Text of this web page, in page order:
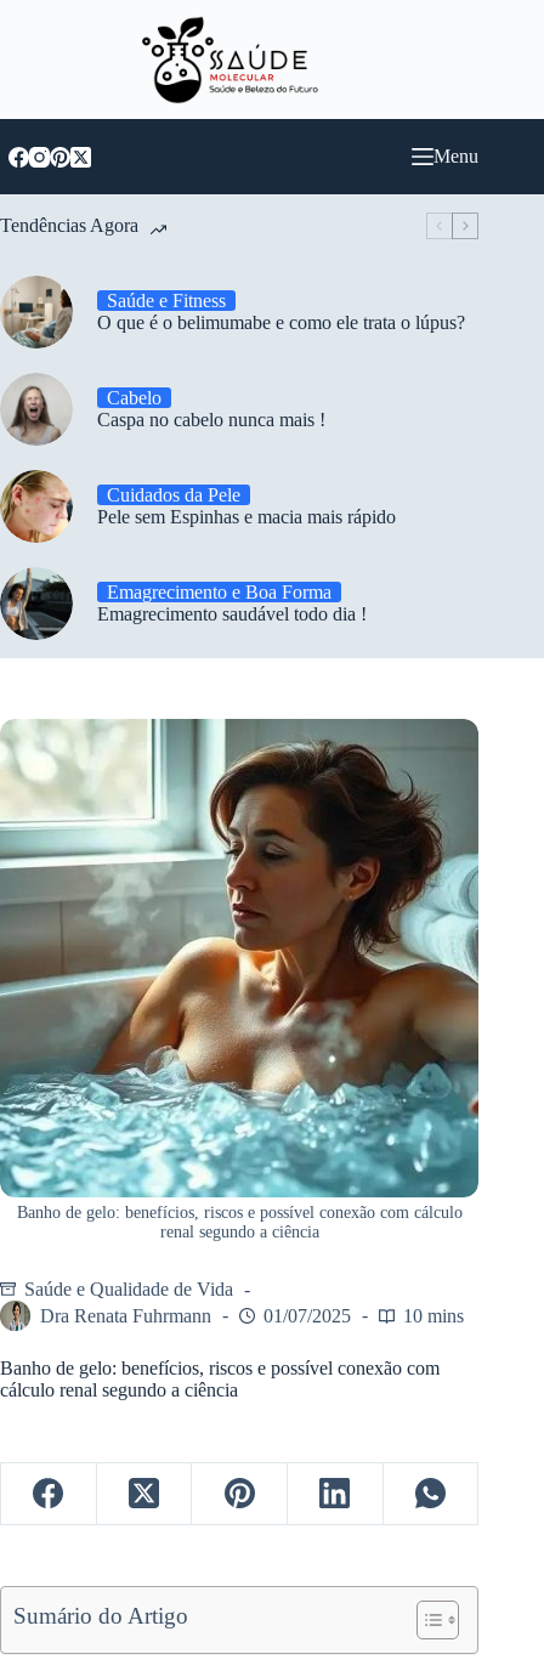
Menu
Tendências Agora
Saúde e Fitness
O que é o belimumabe e como ele trata o lúpus?
Cabelo
Caspa no cabelo nunca mais !
Cuidados da Pele
Pele sem Espinhas e macia mais rápido
Emagrecimento e Boa Forma
Emagrecimento saudável todo dia !
Banho de gelo: benefícios, riscos e possível conexão com cálculo
renal segundo a ciência
Saúde e Qualidade de Vida
Dra Renata Fuhrmann
01/07/2025 10 mins
Banho de gelo: benefícios, riscos e possível conexão com
cálculo renal segundo a ciência
Sumário do Artigo